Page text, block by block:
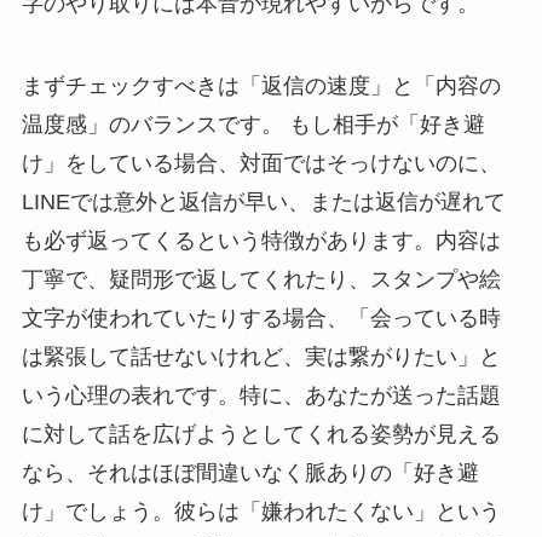
まずチェックすべきは「返信の速度」と「内容の
温度感」のバランスです。 もし相手が「好き避
け」をしている場合、対面ではそっけないのに、
LINEでは意外と返信が早い、または返信が遅れて
も必ず返ってくるという特徴があります。内容は
丁寧で、疑問形で返してくれたり、スタンプや絵
文字が使われていたりする場合、「会っている時
は緊張して話せないけれど、実は繋がりたい」と
いう心理の表れです。特に、あなたが送った話題
に対して話を広げようとしてくれる姿勢が見える
なら、それはほぼ間違いなく脈ありの「好き避
け」でしょう。彼らは「嫌われたくない」という